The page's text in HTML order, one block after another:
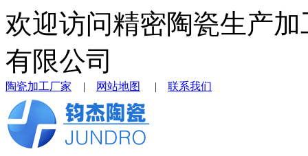
欢迎访问精密陶瓷生产
有限公司
陶瓷加工厂家 | 网站地图 | 联系我们